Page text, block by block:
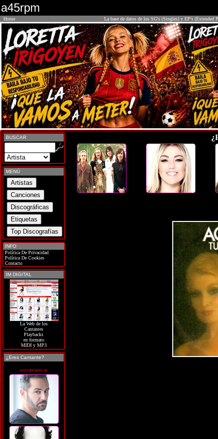
a45rpm
Home La base de datos de los SG's (Singles) y EP's (Extended
BUSCAR
MENÚ
INFO
Política De Privacidad
Política De Cookies
Contacto
IM DIGITAL
La Web de los
Cantantes
Playbacks
en formato
MIDI y MP3
¿Eres Cantante?
soycantante.es